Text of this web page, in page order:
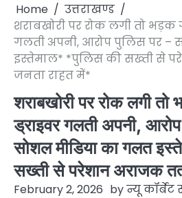
Home
उत्तराखण्ड
शराबखोरी पर रोक लगी तो भड़क
गलती अपनी, आरोप पुलिस पर –
इस्तेमाल* *पुलिस की सख्ती से
जनता राहत में*
शराबखोरी पर रोक लगी
ड्राइवर गलती अपनी,
सोशल मीडिया का गलत
सख्ती से परेशान अराजक
February 2, 2026 byन्यू कॉर्बेट